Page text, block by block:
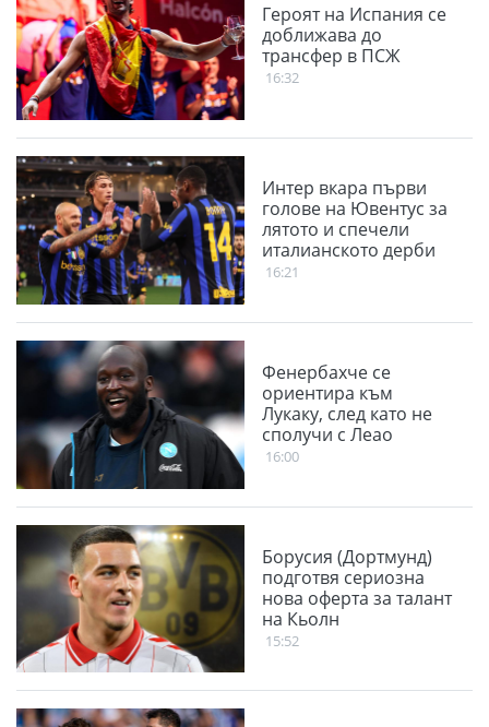
Героят на Испания се
доближава до
трансфер в ПСЖ
16:32
Интер вкара първи
голове на Ювентус за
лятото и спечели
италианското дерби
16:21
Фенербахче се
ориентира към
Лукаку, след като не
сполучи с Леао
16:00
Борусия (Дортмунд)
подготвя сериозна
нова оферта за талант
на Кьолн
15:52